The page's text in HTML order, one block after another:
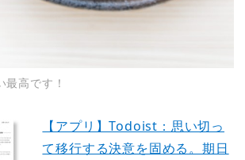
最高です！
【アプリ】Todoist：思い切っ
て移行する決意を固める。期日